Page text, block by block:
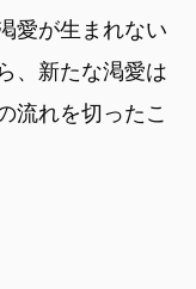
愛が生まれない
、新たな渇愛は
流れを切ったこ